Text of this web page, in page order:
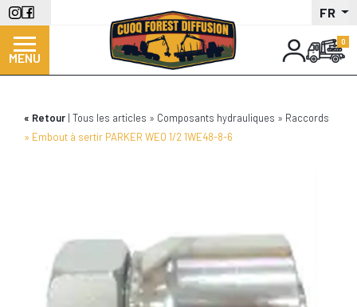
Aller
au
contenu
principal
FR
MENU
Retour Tous les articles Composants hydrauliques
Raccords
Embout à sertir PARKER WEO 1/2 1WE48-8-6